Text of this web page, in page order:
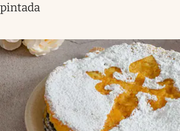
pintada